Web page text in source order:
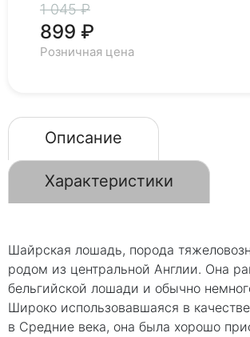
1 045 ₽
899 ₽
Розничная цена
Описание
Характеристики
Шайрская лошадь, порода
родом из центральной Англии. Она
бельгийской лошади и обычно
Широко использовавшаяся в
в Средние века, она была хорошо